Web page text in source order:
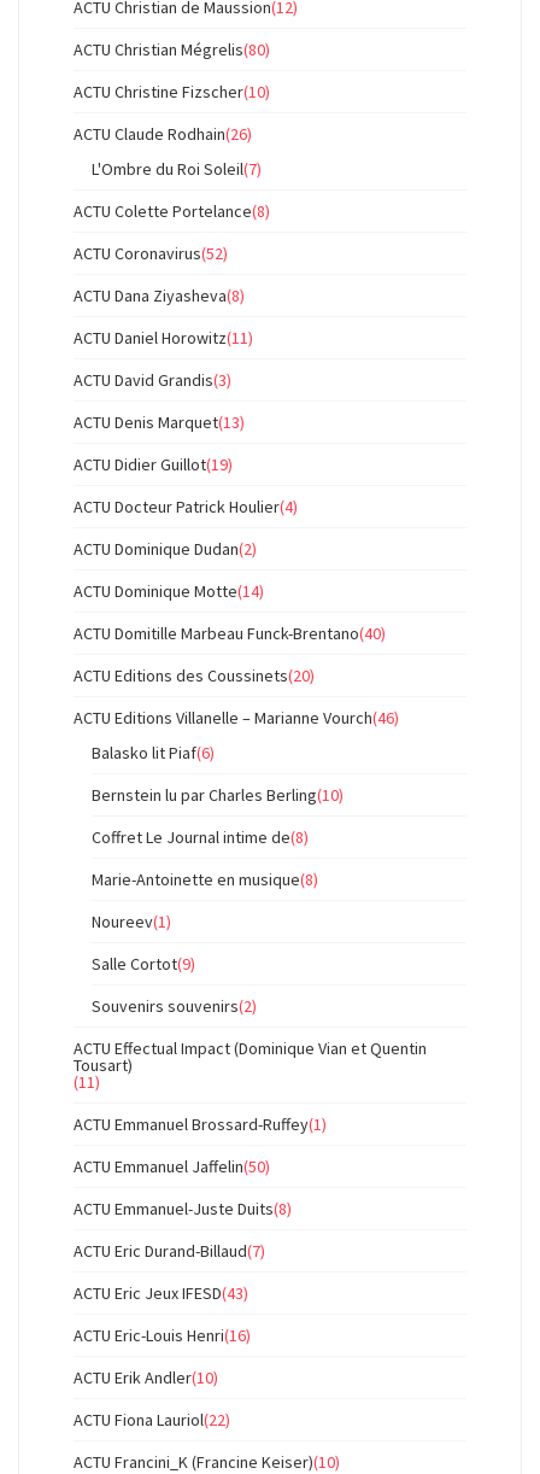
ACTU Christian de Maussion(12)
ACTU Christian Mégrelis(80)
ACTU Christine Fizscher(10)
ACTU Claude Rodhain(26)
L'Ombre du Roi Soleil(7)
ACTU Colette Portelance(8)
ACTU Coronavirus(52)
ACTU Dana Ziyasheva(8)
ACTU Daniel Horowitz(11)
ACTU David Grandis(3)
ACTU Denis Marquet(13)
ACTU Didier Guillot(19)
ACTU Docteur Patrick Houlier(4)
ACTU Dominique Dudan(2)
ACTU Dominique Motte(14)
ACTU Domitille Marbeau Funck-Brentano(40)
ACTU Editions des Coussinets(20)
ACTU Editions Villanelle – Marianne Vourch(46)
Balasko lit Piaf(6)
Bernstein lu par Charles Berling(10)
Coffret Le Journal intime de(8)
Marie-Antoinette en musique(8)
Noureev(1)
Salle Cortot(9)
Souvenirs souvenirs(2)
ACTU Effectual Impact (Dominique Vian et Quentin
Tousart)
(11)
ACTU Emmanuel Brossard-Ruffey(1)
ACTU Emmanuel Jaffelin(50)
ACTU Emmanuel-Juste Duits(8)
ACTU Eric Durand-Billaud(7)
ACTU Eric Jeux IFESD(43)
ACTU Eric-Louis Henri(16)
ACTU Erik Andler(10)
ACTU Fiona Lauriol(22)
ACTU Francini_K (Francine Keiser)(10)